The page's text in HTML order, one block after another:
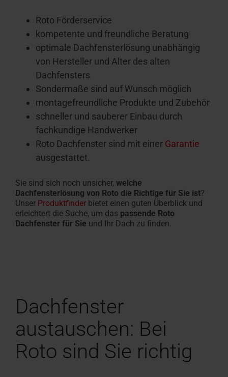
Roto Förderservice
kompetente und freundliche Beratung
optimale Dachfensterlösung unabhängig
von Hersteller und Alter des alten
Dachfensters
Sondermaße sind auf Wunsch möglich
montagefreundliche Produkte und Zubehör
schneller und sauberer Einbau durch
fachkundige Handwerker
Roto Dachfenster sind mit einer Garantie
ausgestattet.
Sie sind sich noch unsicher, welche
Dachfensterlösung von Roto die Richtige für Sie ist?
Unser Produktfinder bietet einen guten Überblick und
erleichtert die Suche, um das passende Roto
Dachfenster für Sie und Ihr Dach zu finden.
Dachfenster
austauschen: Bei
Roto sind Sie richtig